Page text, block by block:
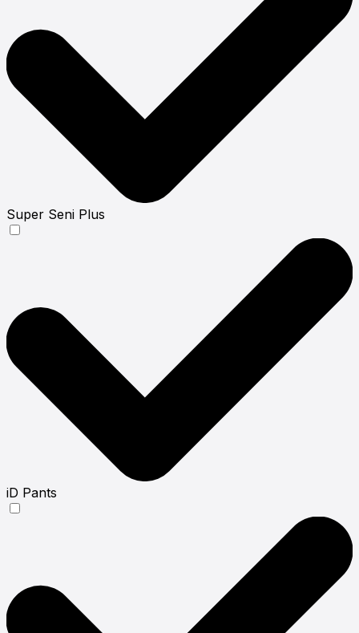
Super Seni Plus
iD Pants